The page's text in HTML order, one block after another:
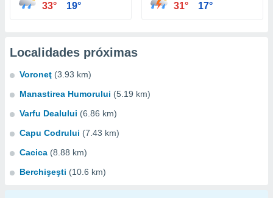
33° 19° 31° 17°
Localidades próximas
Voroneţ (3.93 km)
Manastirea Humorului (5.19 km)
Varfu Dealului (6.86 km)
Capu Codrului (7.43 km)
Cacica (8.88 km)
Berchişeşti (10.6 km)